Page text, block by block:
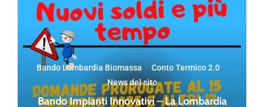
Bando Lombardia Biomassa · Conto Termico 2.0 ·
News del sito
Bando Impianti Innovativi – La Lombardia